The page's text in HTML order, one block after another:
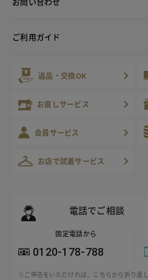
ご利用ガイド
返品・交換OK
お直しサービス
会員サービス
お店で試着サービス
電話でご相談
固定電話から
0120-178-788
※ご申告をいただければ、こちらから折り返